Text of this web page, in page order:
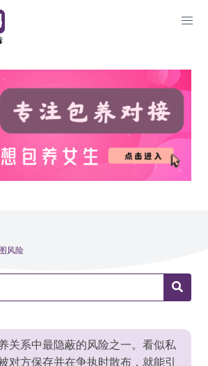
风险
关系中最隐蔽的风险之一。看似私
对方保存并在争执时散布，就能引